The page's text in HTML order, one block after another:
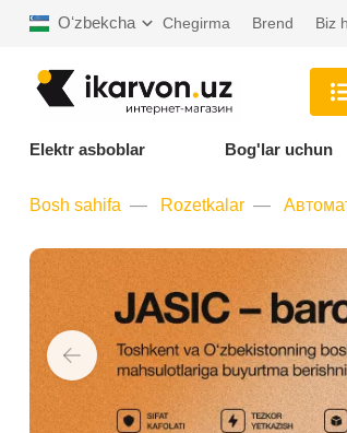
Oʻzbekcha Chegirma Brend Biz
Elektr asboblar Bog'lar uchun
Bosh sahifa Rozetkalar